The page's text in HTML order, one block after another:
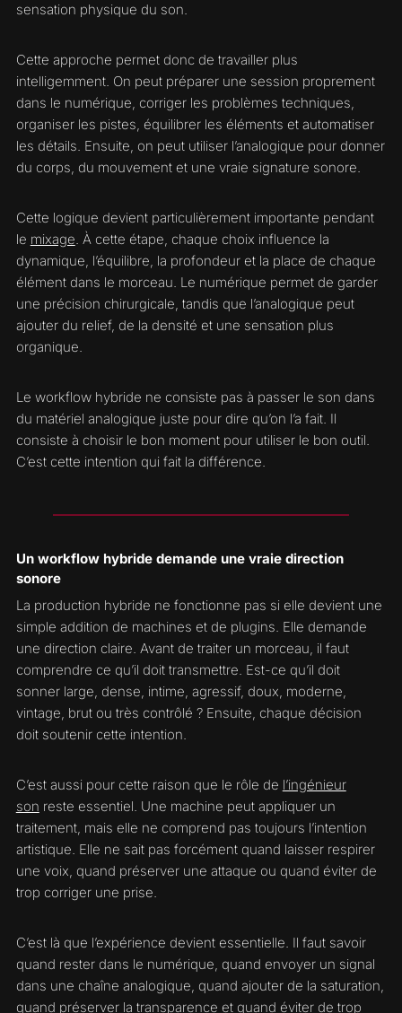
sensation physique du son.
Cette approche permet donc de travailler plus
intelligemment. On peut préparer une session proprement
dans le numérique, corriger les problèmes techniques,
organiser les pistes, équilibrer les éléments et automatiser
les détails. Ensuite, on peut utiliser l’analogique pour donner
du corps, du mouvement et une vraie signature sonore.
Cette logique devient particulièrement importante pendant
le mixage. À cette étape, chaque choix influence la
dynamique, l’équilibre, la profondeur et la place de chaque
élément dans le morceau. Le numérique permet de garder
une précision chirurgicale, tandis que l’analogique peut
ajouter du relief, de la densité et une sensation plus
organique.
Le workflow hybride ne consiste pas à passer le son dans
du matériel analogique juste pour dire qu’on l’a fait. Il
consiste à choisir le bon moment pour utiliser le bon outil.
C’est cette intention qui fait la différence.
Un workflow hybride demande une vraie direction
sonore
La production hybride ne fonctionne pas si elle devient une
simple addition de machines et de plugins. Elle demande
une direction claire. Avant de traiter un morceau, il faut
comprendre ce qu’il doit transmettre. Est-ce qu’il doit
sonner large, dense, intime, agressif, doux, moderne,
vintage, brut ou très contrôlé ? Ensuite, chaque décision
doit soutenir cette intention.
C’est aussi pour cette raison que le rôle de l’ingénieur
son reste essentiel. Une machine peut appliquer un
traitement, mais elle ne comprend pas toujours l’intention
artistique. Elle ne sait pas forcément quand laisser respirer
une voix, quand préserver une attaque ou quand éviter de
trop corriger une prise.
C’est là que l’expérience devient essentielle. Il faut savoir
quand rester dans le numérique, quand envoyer un signal
dans une chaîne analogique, quand ajouter de la saturation,
quand préserver la transparence et quand éviter de trop